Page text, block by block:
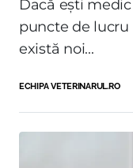
Dacă ești
puncte de lucru
există noi...
ECHIPA VETERINARUL.RO